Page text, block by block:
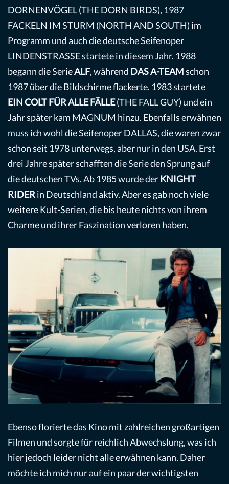
DORNENVÖGEL (THE DORN BIRDS), 1987
FACKELN IM STURM (NORTH AND SOUTH) im
Programm und auch die deutsche Seifenoper
LINDENSTRASSE startete in diesem Jahr. 1988
begann die SerieALF, während DAS A-TEAMschon
1987 über die Bildschirme flackerte. 1983 startete
EIN COLT FÜR ALLE FÄLLE(THE FALL GUY) und ein
Jahr später kam MAGNUM hinzu. Ebenfalls erwähnen
muss ich wohl die Seifenoper DALLAS, die waren zwar
schon seit 1978 unterwegs, aber nur in den USA. Erst
drei Jahre später schafften die Serie den Sprung auf
die deutschen TVs. Ab 1985 wurde derKNIGHT
RIDERin Deutschland aktiv. Aber es gab noch viele
weitere Kult-Serien, die bis heute nichts von ihrem
Charme und ihrer Faszination verloren haben.
Ebenso florierte das Kino mit zahlreichen großartigen
Filmen und sorgte für reichlich Abwechslung, was ich
hier jedoch leider nicht alle erwähnen kann. Daher
möchte ich mich nur auf ein paar der wichtigsten